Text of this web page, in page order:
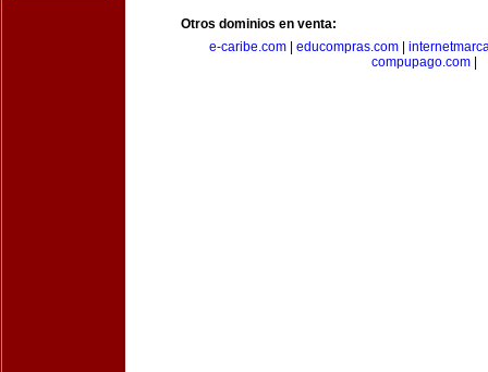
Otros dominios en venta:
e-caribe.com| educompras.com|
compupago.com|